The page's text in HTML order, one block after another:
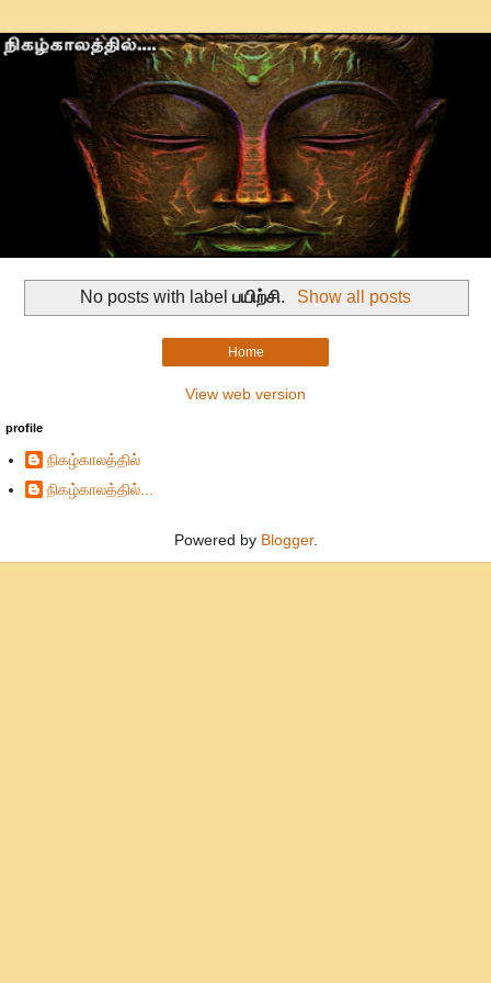
No posts with labelபயிற்சி. Show all posts
Home
View web version
profile
நிகழ்காலத்தில்
நிகழ்காலத்தில்...
Powered by Blogger.